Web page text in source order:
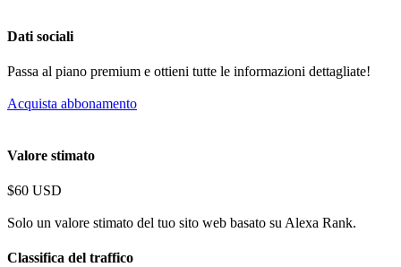
Dati sociali
Passa al piano premium e ottieni tutte le informazioni dettagliate!
Acquista abbonamento
Valore stimato
$60 USD
Solo un valore stimato del tuo sito web basato su Alexa Rank.
Classifica del traffico